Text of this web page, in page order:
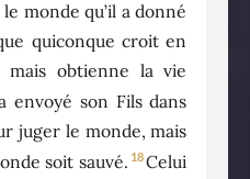
monde qu’il a donné
quiconque croit en
obtienne la vie
envoyé son Fils dans
juger le monde, mais
soit sauvé. 18Celui